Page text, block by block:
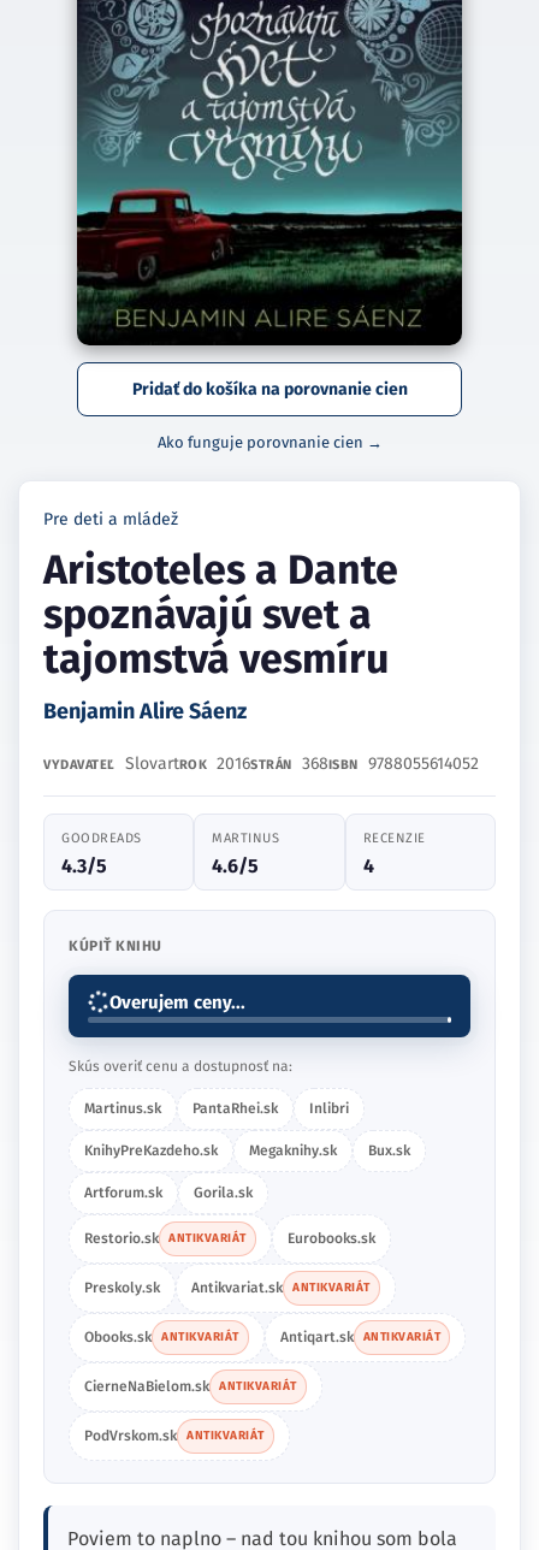
Pridať do košíka na porovnanie cien
Ako funguje porovnanie cien →
Pre deti a mládež
Aristoteles a Dante
spoznávajú svet a
tajomstvá vesmíru
Benjamin Alire Sáenz
VYDAVATEĽ SlovartROK 2016STRÁN 368ISBN 9788055614052
GOODREADS
4.3/5
MARTINUS
4.6/5
RECENZIE
4
KÚPIŤ KNIHU
Overujem ceny...
Skús overiť cenu a dostupnosť na:
Martinus.sk PantaRhei.sk Inlibri
KnihyPreKazdeho.sk Megaknihy.sk Bux.sk
Artforum.sk Gorila.sk
Restorio.sk ANTIKVARIÁT Eurobooks.sk
Preskoly.sk Antikvariat.sk ANTIKVARIÁT
Obooks.sk ANTIKVARIÁT Antiqart.sk ANTIKVARIÁT
CierneNaBielom.sk ANTIKVARIÁT
PodVrskom.sk ANTIKVARIÁT
Poviem to naplno – nad tou knihou som bola